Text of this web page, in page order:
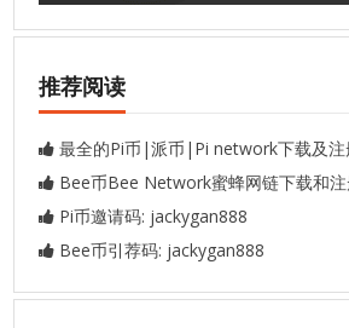
推荐阅读
最全的Pi币|派币|Pi network下载及注
Bee币Bee Network蜜蜂网链下载和
Pi币邀请码: jackygan888
Bee币引荐码: jackygan888